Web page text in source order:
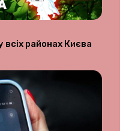
районах Києва